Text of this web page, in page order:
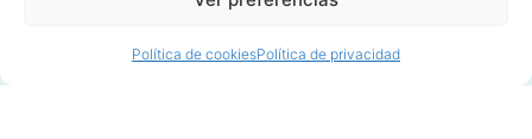
Política de cookiesPolítica de privacidad